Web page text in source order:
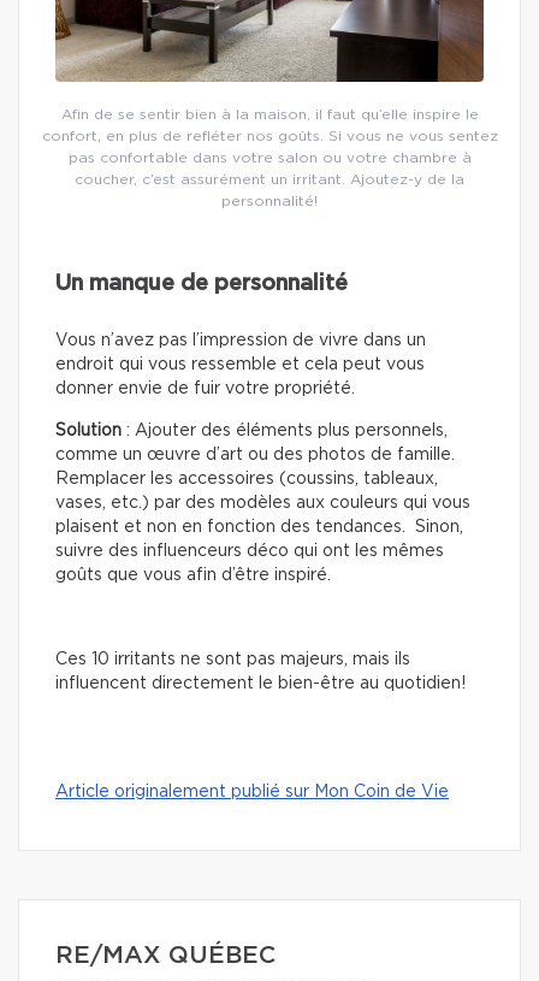
Afin de se sentir bien à la maison, il faut qu’elle inspire le
confort, en plus de refléter nos goûts. Si vous ne vous sentez
pas confortable dans votre salon ou votre chambre à
coucher, c’est assurément un irritant. Ajoutez-y de la
personnalité!
Un manque de personnalité
Vous n’avez pas l’impression de vivre dans un
endroit qui vous ressemble et cela peut vous
donner envie de fuir votre propriété.
Solution : Ajouter des éléments plus personnels,
comme un œuvre d’art ou des photos de famille.
Remplacer les accessoires (coussins, tableaux,
vases, etc.) par des modèles aux couleurs qui vous
plaisent et non en fonction des tendances. Sinon,
suivre des influenceurs déco qui ont les mêmes
goûts que vous afin d’être inspiré.
Ces 10 irritants ne sont pas majeurs, mais ils
influencent directement le bien-être au quotidien!
Article originalement publié sur Mon Coin de Vie
RE/MAX QUÉBEC